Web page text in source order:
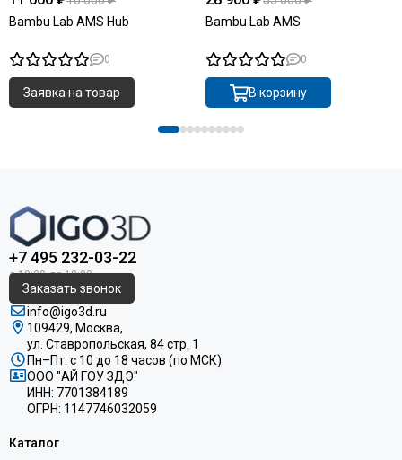
Bambu Lab AMS Hub
0
Заявка на товар
Bambu Lab AMS
0
В корзину
+7 495 232-03-22
Заказать звонок
info@igo3d.ru
109429, Москва,
ул. Ставропольская, 84 стр. 1
Пн–Пт: с 10 до 18 часов (по МСК)
ООО "АЙ ГОУ ЗДЭ"
ИНН: 7701384189
ОГРН: 1147746032059
Каталог